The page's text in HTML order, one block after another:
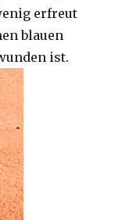
erfreut
blauen
ist.